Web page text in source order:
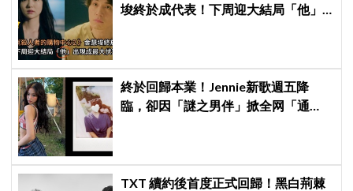
埈終於成代表！下周迎大結局「他」
終於回歸本業！Jennie新歌週五降
臨，卻因「謎之男伴」掀全网「通
TXT 續約後首度正式回歸！黑白荊棘